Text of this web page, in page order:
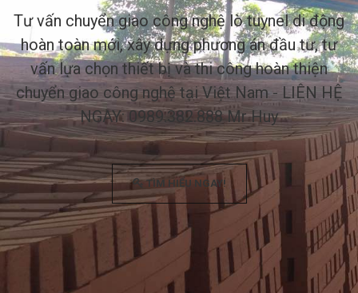
Tư vấn chuyển giao công nghệ lò tuynel di động
hoàn toàn mới, xây dựng phương án đầu tư, tư
vấn lựa chọn thiết bị và thi công hoàn thiện
chuyển giao công nghệ tại Việt Nam - LIÊN HỆ
NGAY: 0989.382.888 Mr Huy
TÌM HIỂU NGAY!